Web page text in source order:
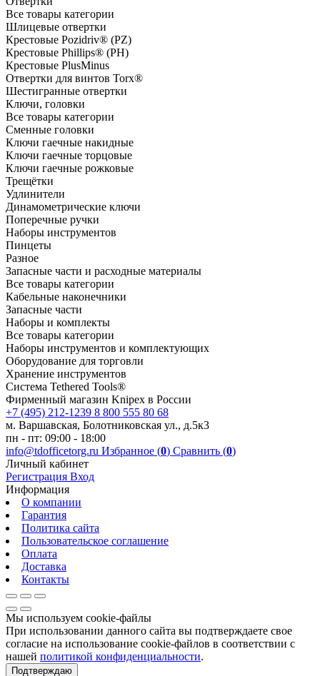
Все товары категории
Шлицевые отвертки
Крестовые Pozidriv® (PZ)
Крестовые Phillips® (PH)
Крестовые PlusMinus
Отвертки для винтов Torx®
Шестигранные отвертки
Ключи, головки
Все товары категории
Сменные головки
Ключи гаечные накидные
Ключи гаечные торцовые
Ключи гаечные рожковые
Трещётки
Удлинители
Динамометрические ключи
Поперечные ручки
Наборы инструментов
Пинцеты
Разное
Запасные части и расходные материалы
Все товары категории
Кабельные наконечники
Запасные части
Наборы и комплекты
Все товары категории
Наборы инструментов и комплектующих
Оборудование для торговли
Хранение инс­тру­мен­тов
Система Tethered Tools®
Фирменный магазин Knipex в России
+7 (495) 212-1239 8 800 555 80 68
м. Варшавская, Болотниковская ул., д.5к3
пн - пт: 09:00 - 18:00
info@tdofficetorg.ru Избранное (0) Сравнить (0)
Личный кабинет
Регистрация Вход
Информация
О компании
Гарантия
Политика сайта
Пользовательское соглашение
Оплата
Доставка
Контакты
Мы используем cookie-файлы
При использовании данного сайта вы подтверждаете свое
согласие на использование cookie-файлов в соответствии с
нашей политикой конфиденциальности.
Подтверждаю